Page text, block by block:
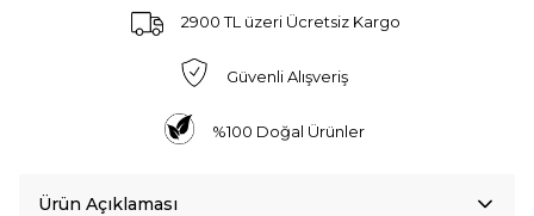
2900 TL üzeri Ücretsiz Kargo
Güvenli Alışveriş
%100 Doğal Ürünler
Ürün Açıklaması